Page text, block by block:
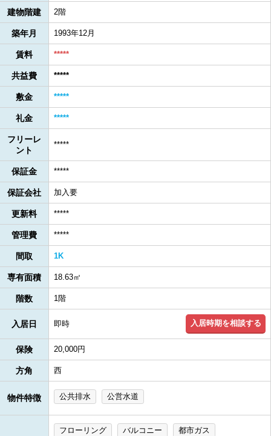
建物階建 2階
築年月 1993年12月
賃料 *****
共益費 *****
敷金 *****
礼金 *****
フリーレ
ント
*****
保証金 *****
保証会社 加入要
更新料 *****
管理費 *****
間取 1K
専有面積 18.63㎡
階数 1階
入居日 即時 入居時期を相談する
保険 20,000円
方角 西
物件特徴 公共排水 公営水道
フローリング バルコニー 都市ガス